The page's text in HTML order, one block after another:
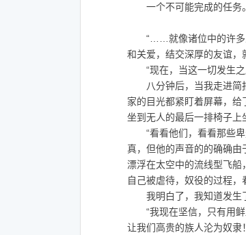
一个不可能完成的任务。
“……就像诸位中的许多人
和关爱，结交深厚的友谊，
“现在，当这一切发生
八分钟后，当我走进简报
家的目光都紧盯着屏幕，
坐到无人的最后一排椅子上
“看看他们，看看那些卑
真，但他的声音的的确确
漂浮在太空中的流线型飞
自己被虐待，奴役的过程
我明白了，我知道发生了
“我现在坚信，只有用鲜
让我们高贵的族人沦为奴隶